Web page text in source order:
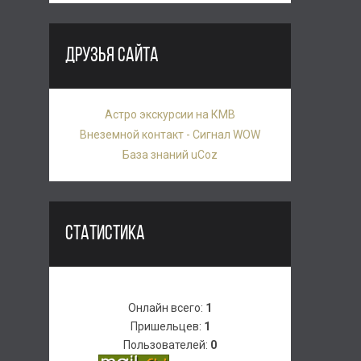
ДРУЗЬЯ САЙТА
Астро экскурсии на КМВ
Внеземной контакт - Сигнал WOW
База знаний uCoz
СТАТИСТИКА
Онлайн всего: 1
Пришельцев: 1
Пользователей: 0